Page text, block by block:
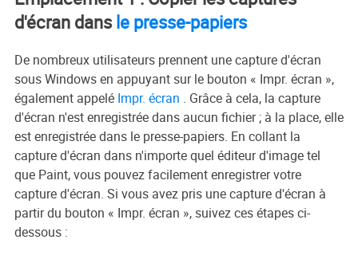
d'écran dans le presse-papiers
De nombreux utilisateurs prennent une capture d'écran
sous Windows en appuyant sur le bouton « Impr. écran »,
également appelé Impr. écran . Grâce à cela, la capture
d'écran n'est enregistrée dans aucun fichier ; à la place, elle
est enregistrée dans le presse-papiers. En collant la
capture d'écran dans n'importe quel éditeur d'image tel
que Paint, vous pouvez facilement enregistrer votre
capture d'écran. Si vous avez pris une capture d'écran à
partir du bouton « Impr. écran », suivez ces étapes ci-
dessous :